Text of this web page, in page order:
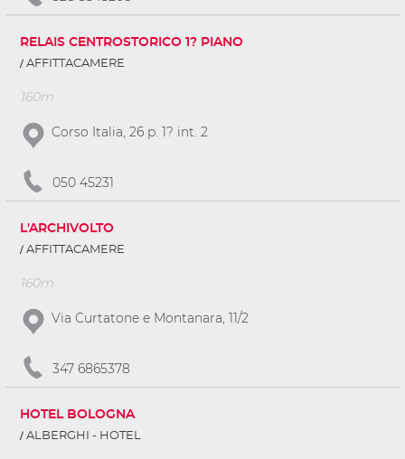
RELAIS CENTROSTORICO 1? PIANO
AFFITTACAMERE
160m
Corso Italia, 26 p. 1? int. 2
050 45231
L'ARCHIVOLTO
AFFITTACAMERE
160m
Via Curtatone e Montanara, 11/2
347 6865378
HOTEL BOLOGNA
ALBERGHI - HOTEL